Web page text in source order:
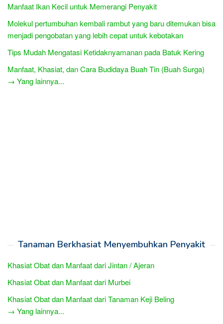
Manfaat Ikan Kecil untuk Memerangi Penyakit
Molekul pertumbuhan kembali rambut yang baru ditemukan bisa
menjadi pengobatan yang lebih cepat untuk kebotakan
Tips Mudah Mengatasi Ketidaknyamanan pada Batuk Kering
Manfaat, Khasiat, dan Cara Budidaya Buah Tin (Buah Surga)
→ Yang lainnya...
Tanaman Berkhasiat Menyembuhkan Penyakit
Khasiat Obat dan Manfaat dari Jintan / Ajeran
Khasiat Obat dan Manfaat dari Murbei
Khasiat Obat dan Manfaat dari Tanaman Keji Beling
→ Yang lainnya...